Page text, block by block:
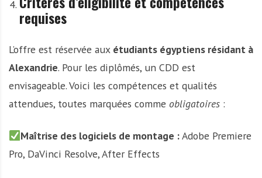
requises
L’offre est réservée aux étudiants égyptiens résidant à
Alexandrie. Pour les diplômés, un CDD est
envisageable. Voici les compétences et qualités
attendues, toutes marquées comme obligatoires :
Maîtrise des logiciels de montage :Adobe Premiere
Pro, DaVinci Resolve, After Effects